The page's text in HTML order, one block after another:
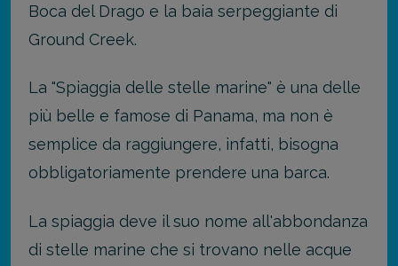
Boca del Drago e la baia serpeggiante di
Ground Creek.
La "Spiaggia delle stelle marine" è una delle
più belle e famose di Panama, ma non è
semplice da raggiungere, infatti, bisogna
obbligatoriamente prendere una barca.
La spiaggia deve il suo nome all'abbondanza
di stelle marine che si trovano nelle acque